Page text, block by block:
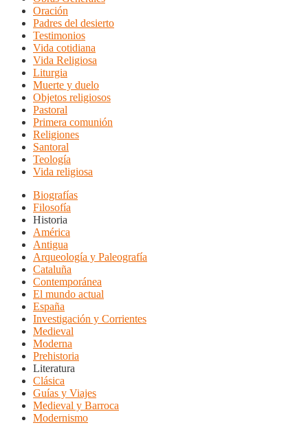
Oración
Padres del desierto
Testimonios
Vida cotidiana
Vida Religiosa
Liturgia
Muerte y duelo
Objetos religiosos
Pastoral
Primera comunión
Religiones
Santoral
Teología
Vida religiosa
Biografías
Filosofía
Historia
América
Antigua
Arqueología y Paleografía
Cataluña
Contemporánea
El mundo actual
España
Investigación y Corrientes
Medieval
Moderna
Prehistoria
Literatura
Clásica
Guías y Viajes
Medieval y Barroca
Modernismo